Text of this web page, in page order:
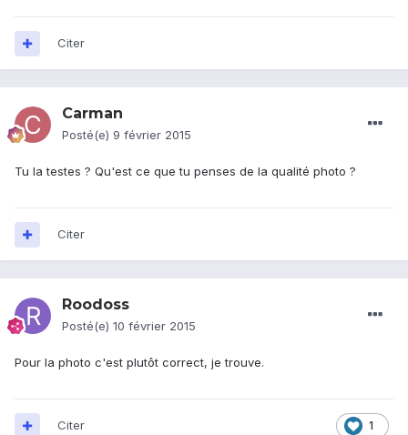
Citer
Carman
Posté(e) 9 février 2015
Tu la testes ? Qu'est ce que tu penses de la qualité photo ?
Citer
Roodoss
Posté(e) 10 février 2015
Pour la photo c'est plutôt correct, je trouve.
1
Citer